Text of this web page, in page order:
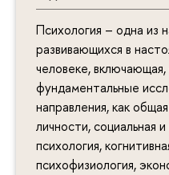
Психология – одна из
развивающихся в
человеке,
фундаментальные
направления, как
личности, социальная
психология,
психофизиология,